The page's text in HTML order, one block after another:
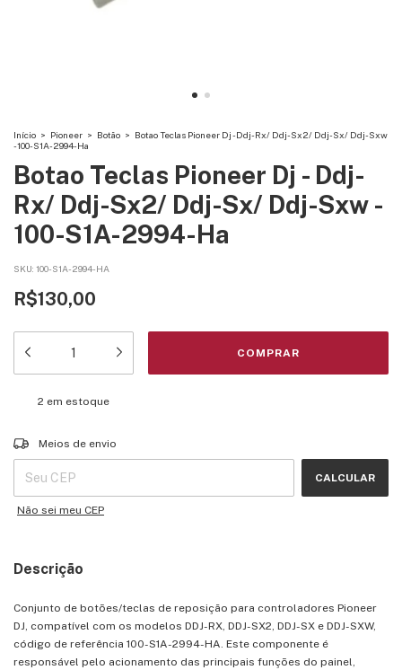
Início > Pioneer > Botão > Botao Teclas Pioneer Dj - Ddj-Rx/ Ddj-Sx2/ Ddj-Sx/ Ddj-Sxw
- 100-S1A-2994-Ha
Botao Teclas Pioneer Dj - Ddj-
Rx/ Ddj-Sx2/ Ddj-Sx/ Ddj-Sxw -
100-S1A-2994-Ha
SKU: 100-S1A-2994-HA
R$130,00
2 em estoque
Entregas para o CEP:
Meios de envio
CALCULAR
Não sei meu CEP
Descrição
Conjunto de botões/teclas de reposição para controladores Pioneer
DJ, compatível com os modelos DDJ-RX, DDJ-SX2, DDJ-SX e DDJ-SXW,
código de referência 100-S1A-2994-HA. Este componente é
responsável pelo acionamento das principais funções do painel,